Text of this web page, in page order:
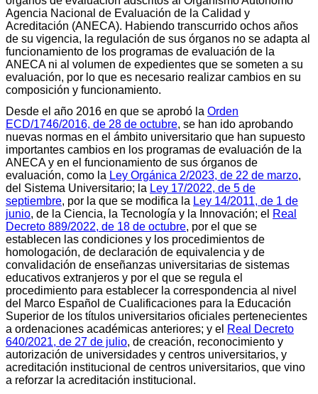
Agencia Nacional de Evaluación de la Calidad y
Acreditación (ANECA). Habiendo transcurrido ochos años
de su vigencia, la regulación de sus órganos no se adapta al
funcionamiento de los programas de evaluación de la
ANECA ni al volumen de expedientes que se someten a su
evaluación, por lo que es necesario realizar cambios en su
composición y funcionamiento.
Desde el año 2016 en que se aprobó la Orden
ECD/1746/2016, de 28 de octubre, se han ido aprobando
nuevas normas en el ámbito universitario que han supuesto
importantes cambios en los programas de evaluación de la
ANECA y en el funcionamiento de sus órganos de
evaluación, como la Ley Orgánica 2/2023, de 22 de marzo,
del Sistema Universitario; la Ley 17/2022, de 5 de
septiembre, por la que se modifica la Ley 14/2011, de 1 de
junio, de la Ciencia, la Tecnología y la Innovación; el Real
Decreto 889/2022, de 18 de octubre, por el que se
establecen las condiciones y los procedimientos de
homologación, de declaración de equivalencia y de
convalidación de enseñanzas universitarias de sistemas
educativos extranjeros y por el que se regula el
procedimiento para establecer la correspondencia al nivel
del Marco Español de Cualificaciones para la Educación
Superior de los títulos universitarios oficiales pertenecientes
a ordenaciones académicas anteriores; y el Real Decreto
640/2021, de 27 de julio, de creación, reconocimiento y
autorización de universidades y centros universitarios, y
acreditación institucional de centros universitarios, que vino
a reforzar la acreditación institucional.